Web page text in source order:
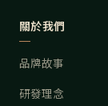
關於我們
品牌故事
研發理念